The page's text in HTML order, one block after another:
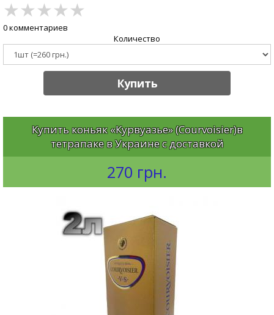
★★★★★
0 комментариев
Количество
Купить
Купить коньяк «Курвуазье» (Courvoisier)в
тетрапаке в Украине с доставкой
270 грн.